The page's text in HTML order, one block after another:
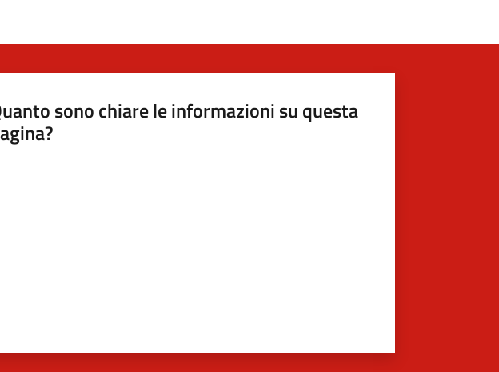
sono chiare le informazioni su questa